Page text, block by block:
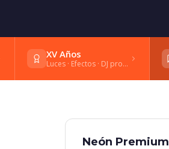
XV Años
Luces · Efectos · DJ profesional
Neón Premium